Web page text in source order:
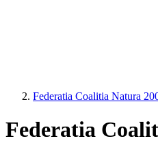
Federatia Coalitia Natura
Federatia